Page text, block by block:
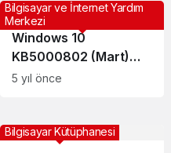
Windows 10
KB5000802 (Mart)
Güncellemesi Sonrası
Bilgisayar ve İnternet Yardım
Merkezi
5 yıl önce
Bilgisayar Kütüphanesi